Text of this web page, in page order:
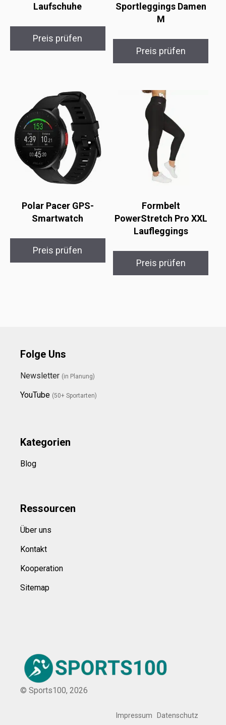
Laufschuhe
Preis prüfen
Sportleggings Damen
M
Preis prüfen
Polar Pacer GPS-
Smartwatch
Preis prüfen
Formbelt
PowerStretch Pro XXL
Laufleggings
Preis prüfen
Folge Uns
Newsletter (in Planung)
YouTube (50+ Sportarten)
Kategorien
Blog
Ressourcen
Über uns
Kontakt
Kooperation
Sitemap
© Sports100, 2026
Impressum Datenschutz